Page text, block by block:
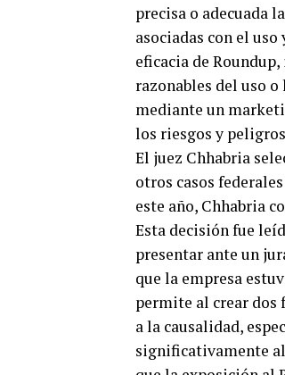
precisa o adecuada
asociadas con el
eficacia de
razonables del uso
mediante un
los riesgos y
El juez Chhabria
otros casos
este año, Chhabria
Esta decisión fue
presentar ante un
que la empresa
permite al crear dos
a la causalidad,
significativamente